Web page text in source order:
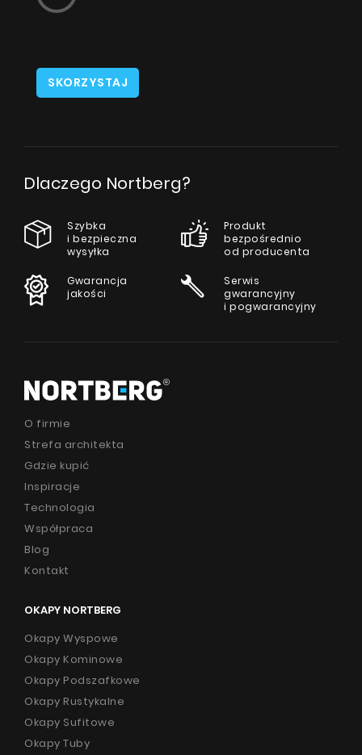
SKORZYSTAJ
Dlaczego Nortberg?
Szybka
i bezpieczna
wysyłka
Produkt
bezpośrednio
od producenta
Gwarancja
jakości
Serwis
gwarancyjny
i pogwarancyjny
O firmie
Strefa architekta
Gdzie kupić
Inspiracje
Technologia
Współpraca
Blog
Kontakt
OKAPY NORTBERG
Okapy Wyspowe
Okapy Kominowe
Okapy Podszafkowe
Okapy Rustykalne
Okapy Sufitowe
Okapy Tuby